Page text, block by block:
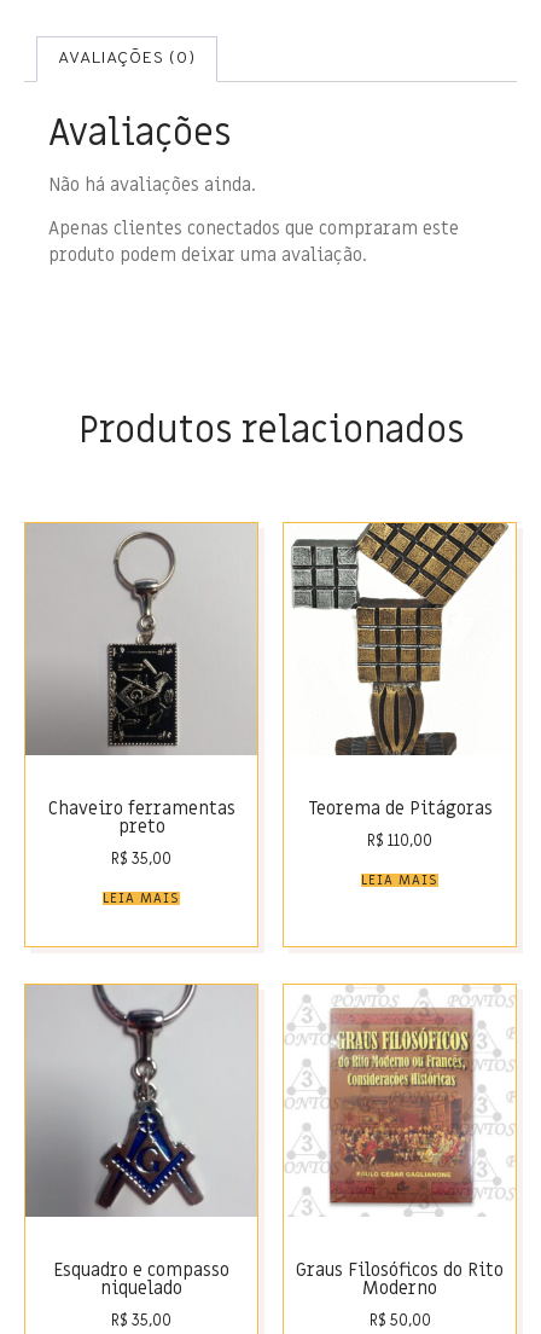
AVALIAÇÕES (0)
Avaliações
Não há avaliações ainda.
Apenas clientes conectados que compraram este
produto podem deixar uma avaliação.
Produtos relacionados
Chaveiro ferramentas
preto
R$ 35,00
LEIA MAIS
Teorema de Pitágoras
R$ 110,00
LEIA MAIS
Esquadro e compasso
niquelado
R$ 35,00
Graus Filosóficos do Rito
Moderno
R$ 50,00